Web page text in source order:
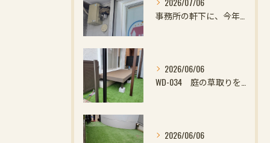
2026/06/06
2026/06/06